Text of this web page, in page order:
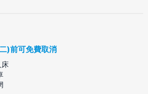
)前可免費取消
床